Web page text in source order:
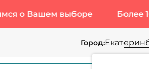
Вашем выборе Более 10
Город: